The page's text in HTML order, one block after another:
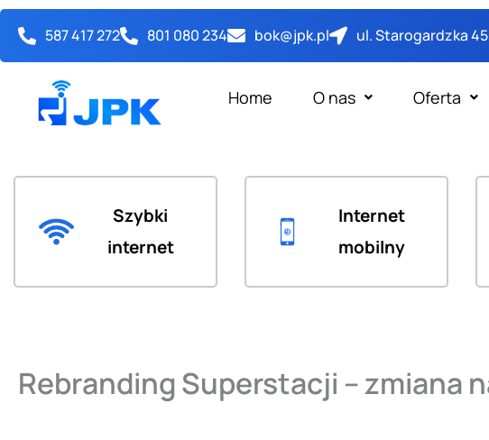
Przejdź
587 417 272 801 080 234 bok@jpk.pl ul. Starogardzka
Home O nas Oferta
Szybki
internet
Internet
mobilny
Rebranding Superstacji – zmiana